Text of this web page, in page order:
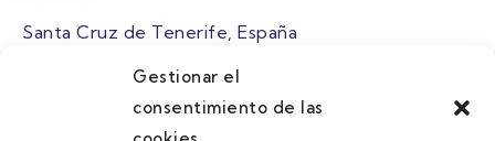
Gestionar el
consentimiento de las
Santa Cruz de Tenerife, España
atuaire@grupoatuaire.com